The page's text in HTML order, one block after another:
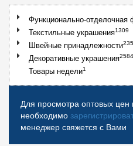
Функционально-отделочная
Текстильные украшения1309
Швейные принадлежности235
Декоративные украшения2584
Товары недели1
Для просмотра оптовых цен
необходимо
менеджер свяжется с Вами